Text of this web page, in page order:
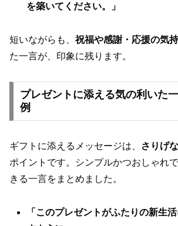
を築いてください。」
短いながらも、祝福や感謝・応援の気
た一言が、印象に残ります。
プレゼントに添える気の利いた
例
ギフトに添えるメッセージは、 さりげ
ポイントです。シンプルかつおしゃれ
きる一言をまとめました。
「このプレゼントがふたりの新生